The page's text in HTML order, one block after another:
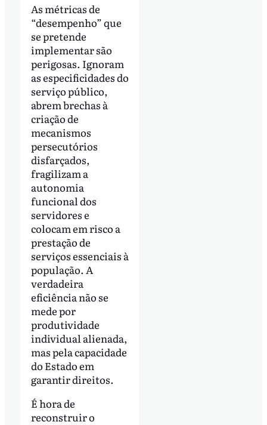
As métricas de
“desempenho” que
se pretende
implementar são
perigosas. Ignoram
as especificidades do
serviço público,
abrem brechas à
criação de
mecanismos
persecutórios
disfarçados,
fragilizam a
autonomia
funcional dos
servidores e
colocam em risco a
prestação de
serviços essenciais à
população. A
verdadeira
eficiência não se
mede por
produtividade
individual alienada,
mas pela capacidade
do Estado em
garantir direitos.
É hora de
reconstruir o